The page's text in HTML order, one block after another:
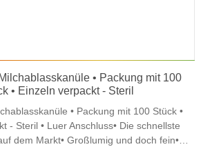
• Packung mit 100
Stück • Einzeln verpackt - Steril
• Packung mit 100 Stück •
Die schnellste
Großlumig und doch fein•